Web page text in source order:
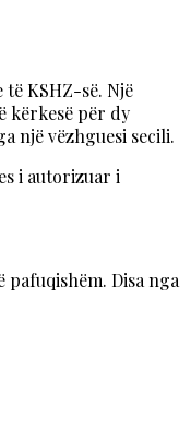
KSHZ-së. Një
kërkesë për dy
një vëzhguesi secili.
i autorizuar i
Disa nga